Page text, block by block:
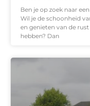
Ben je op zoek naar
Wil je de schoonheid
en genieten van de
hebben? Dan